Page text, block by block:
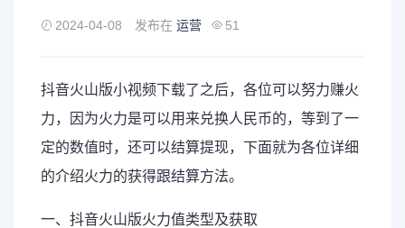
2024-04-08 发布在 运营 51
抖音火山版小视频下载了之后，各位可以努力赚火
力，因为火力是可以用来兑换人民币的，等到了一
定的数值时，还可以结算提现，下面就为各位详细
的介绍火力的获得跟结算方法。
一、抖音火山版火力值类型及获取